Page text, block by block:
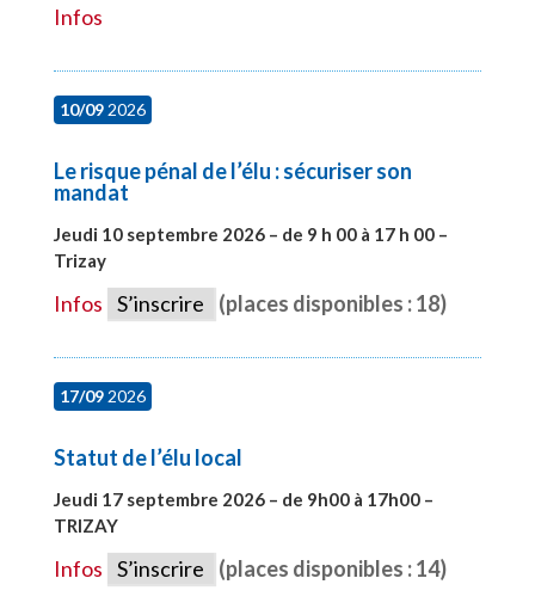
Infos
10/092026
Le risque pénal de l’élu : sécuriser son
mandat
Jeudi 10 septembre 2026 – de 9 h 00 à 17 h 00 –
Trizay
Infos S’inscrire (places disponibles : 18)
17/092026
Statut de l’élu local
Jeudi 17 septembre 2026 – de 9h00 à 17h00 –
TRIZAY
Infos S’inscrire (places disponibles : 14)